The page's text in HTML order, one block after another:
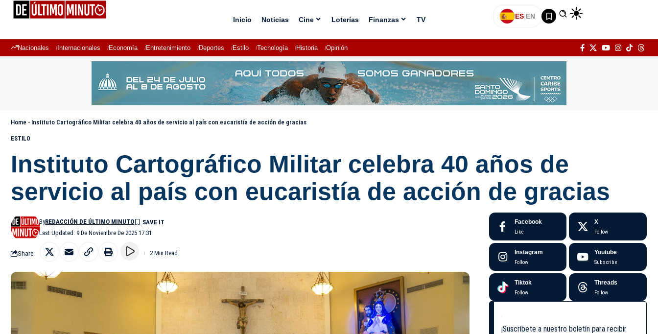
Inicio Noticias Cine Loterías Finanzas TV ES|EN
Nacionales Internacionales Economía Entretenimiento Deportes Estilo Tecnología Historia Opinión
Home - Instituto Cartográfico Militar celebra 40 años de servicio al país con eucaristía de acción de gracias
ESTILO
Instituto Cartográfico Militar celebra 40 años de
servicio al país con eucaristía de acción de gracias
Last Updated: 9 De Noviembre De 2025 17:31
ByREDACCIÓN DE ÚLTIMO MINUTO
Share 2 Min Read
Facebook
Like
X
Follow
Instagram
Follow
Youtube
Subscribe
Tiktok
Follow
Threads
Follow
¡Suscríbete a nuestro boletín para recibir